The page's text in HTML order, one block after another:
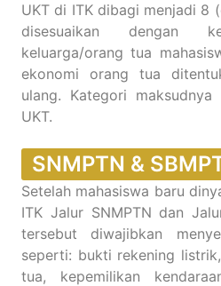
UKT di ITK dibagi menjadi 8
disesuaikan dengan
keluarga/orang tua
ekonomi orang tua
ulang. Kategori maksudnya
UKT.
SNMPTN &
Setelah mahasiswa baru
ITK Jalur SNMPTN dan
tersebut diwajibkan
seperti: bukti rekening
tua, kepemilikan